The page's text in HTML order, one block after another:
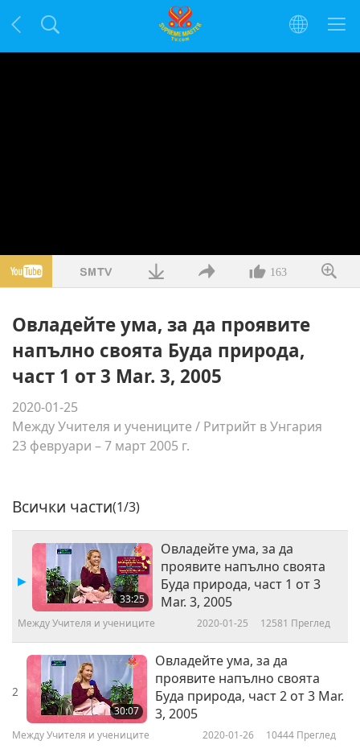
163
Овладейте ума, за да проявите
напълно своята Буда природа,
част 1 от 3 Mar. 3, 2005
2020-01-25
Между Учителя и учениците / Ритрийт в Унгария
23 февруари – 7 март 2005 г.
Всички части(1/3)
33:25
Овладейте ума, за да
проявите напълно своята
Буда природа, част 1 от 3
Mar. 3, 2005
Между Учителя и учениците 2020-01-25 12581 Преглед
2
30:07
Овладейте ума, за да
проявите напълно своята
Буда природа, част 2 от 3 Mar.
3, 2005
Между Учителя и учениците 2020-01-26 10444 Преглед